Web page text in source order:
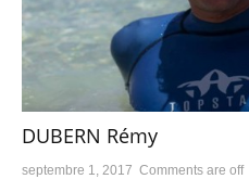
DUBERN Rémy
septembre 1, 2017 Comments are off